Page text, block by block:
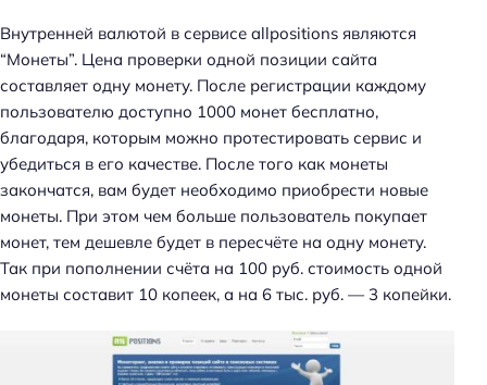
Внутренней валютой в сервисе allpositions являются
“Монеты”. Цена проверки одной позиции сайта
составляет одну монету. После регистрации каждому
пользователю доступно 1000 монет бесплатно,
благодаря, которым можно протестировать сервис и
убедиться в его качестве. После того как монеты
закончатся, вам будет необходимо приобрести новые
монеты. При этом чем больше пользователь покупает
монет, тем дешевле будет в пересчёте на одну монету.
Так при пополнении счёта на 100 руб. стоимость одной
монеты составит 10 копеек, а на 6 тыс. руб. — 3 копейки.